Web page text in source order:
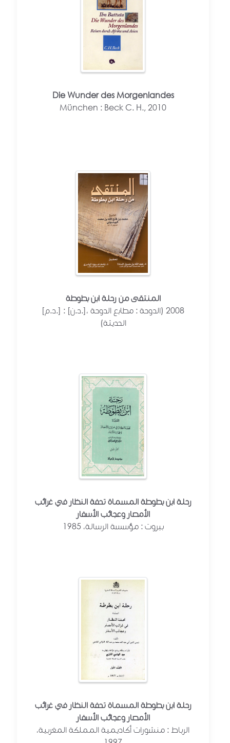
Die Wunder des Morgenlandes
München : Beck C. H., 2010
المنتقى من رحلة ابن بطوطة
[د.م.] : [د.ن.]، 2008 (الدوحة : مطابع الدوحة
الحديثة)
رحلة ابن بطوطة المسماة تحفة النظار في غرائب
الأمصار وعجائب الأسفار
بيروت : مؤسسة الرسالة، 1985
رحلة ابن بطوطة المسماة تحفة النظار في غرائب
الأمصار وعجائب الأسفار
الرباط : منشورات أكاديمية المملكة المغربية،